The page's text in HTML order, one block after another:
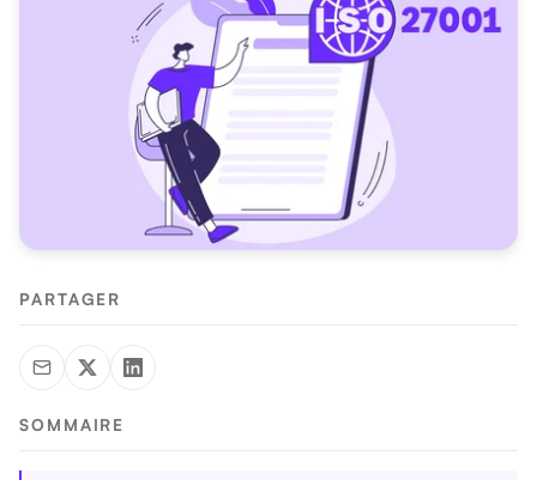
PARTAGER
SOMMAIRE